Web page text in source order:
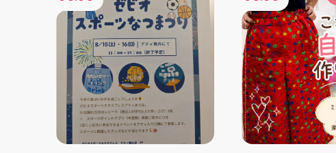
雑貨屋 #スクイーズ